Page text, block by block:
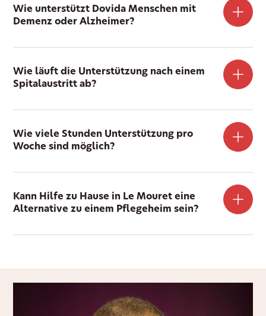
Wie unterstützt Dovida Menschen mit
Demenz oder Alzheimer?
Wie läuft die Unterstützung nach einem
Spitalaustritt ab?
Wie viele Stunden Unterstützung pro
Woche sind möglich?
Kann Hilfe zu Hause in Le Mouret eine
Alternative zu einem Pflegeheim sein?